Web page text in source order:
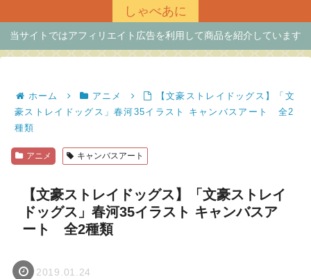
しゃべあに
当サイトではアフィリエイト広告を利用して商品を紹介しています
ホーム アニメ
【文豪ストレイドッグス】「文
豪ストレイドッグス」春河35イラスト キャンバスアート 全2
種類
アニメ キャンバスアート
【文豪ストレイドッグス】「文豪ストレイ
ドッグス」春河35イラスト キャンバスア
ート 全2種類
2019.01.24